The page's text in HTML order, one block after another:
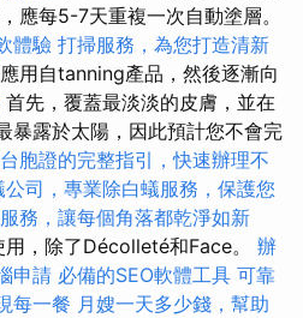
應每5-7天重複一次自動塗層。
體驗 打掃服務，為您打造清新
用自tanning產品，然後逐漸向
首先，覆蓋最淡淡的皮膚，並在
暴露於太陽，因此預計您不會完
胞證的完整指引，快速辦理不
公司，專業除白蟻服務，保護您
務，讓每個角落都乾淨如新
，除了Décolleté和Face。 辦
申請 必備的SEO軟體工具 可靠
每一餐 月嫂一天多少錢，幫助